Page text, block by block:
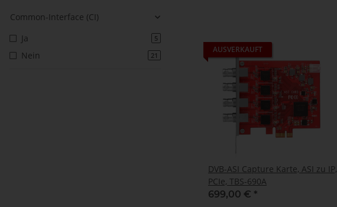
AUSVERKAUFT
DVB-ASI Capture Karte, ASI zu IP,
PCIe, TBS-690A
699,00 € *
Common-Interface (CI)
Ja
5
Nein 21